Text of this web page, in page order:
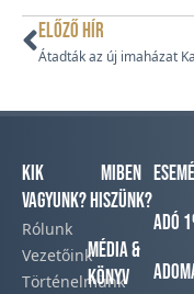
ELŐZŐ HÍR
Kik
vagyunk?
Rólunk
Vezetőink
Történelmünk​
Miben
hiszünk?
Média &
Könyv
Adó